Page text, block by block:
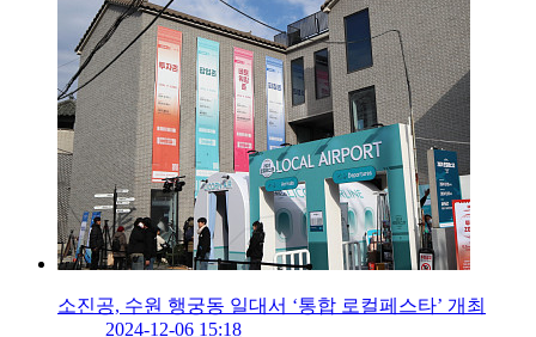
소진공, 수원 행궁동 일대서 ‘통합 로컬페스타’ 개최
2024-12-06 15:18